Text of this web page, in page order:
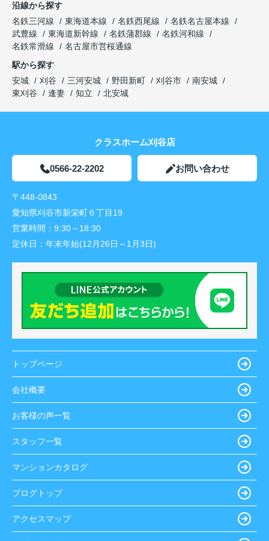
沿線から探す
名鉄三河線
東海道本線 名鉄西尾線
名鉄名古屋本線
武豊線
東海道新幹線 名鉄蒲郡線
名鉄河和線
名鉄常滑線
名古屋市営桜通線
駅から探す
安城
刈谷 三河安城 野田新町 刈谷市
南安城
東刈谷
逢妻 知立 北安城
クラスホーム刈谷店
0566-22-2202 お問い合わせ
〒448-0843
愛知県刈谷市新栄町６丁目19
営業時間： 9:30～18:30
定休日： 年末年始(12月26日～1月3日)
トップページ
会社概要
お客様の声一覧
スタッフ一覧
マンションカタログ
ブログトップ
アクセスマップ